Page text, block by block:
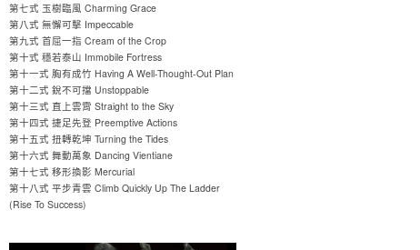
第七式 玉樹臨風 Charming Grace
第八式 無懈可擊 Impeccable
第九式 首屈一指 Cream of the Crop
第十式 穩若泰山 Immobile Fortress
第十一式 胸有成竹 Having A Well-Thought-Out Plan
第十二式 銳不可擋 Unstoppable
第十三式 直上雲霄 Straight to the Sky
第十四式 捷足先登 Preemptive Actions
第十五式 扭轉乾坤 Turning the Tides
第十六式 舞動萬象 Dancing Vientiane
第十七式 移形換影 Mercurial
第十八式 平步青雲 Climb Quickly Up The Ladder
(Rise To Success)